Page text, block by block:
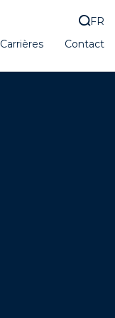
Carrières Contact
FR